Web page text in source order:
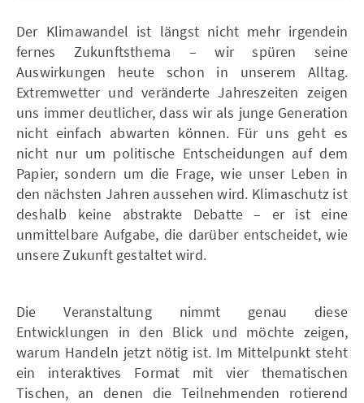
Der Klimawandel ist längst nicht mehr irgendein
fernes Zukunftsthema – wir spüren seine
Auswirkungen heute schon in unserem Alltag.
Extremwetter und veränderte Jahreszeiten zeigen
uns immer deutlicher, dass wir als junge Generation
nicht einfach abwarten können. Für uns geht es
nicht nur um politische Entscheidungen auf dem
Papier, sondern um die Frage, wie unser Leben in
den nächsten Jahren aussehen wird. Klimaschutz ist
deshalb keine abstrakte Debatte – er ist eine
unmittelbare Aufgabe, die darüber entscheidet, wie
unsere Zukunft gestaltet wird.
Die Veranstaltung nimmt genau diese
Entwicklungen in den Blick und möchte zeigen,
warum Handeln jetzt nötig ist. Im Mittelpunkt steht
ein interaktives Format mit vier thematischen
Tischen, an denen die Teilnehmenden rotierend